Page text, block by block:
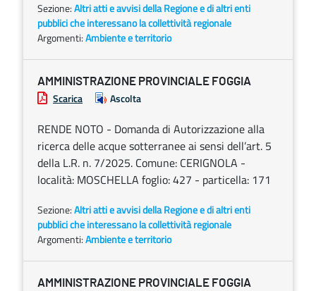
Sezione:Altri atti e avvisi della Regione e di altri enti
pubblici che interessano la collettività regionale
Argomenti:Ambiente e territorio
AMMINISTRAZIONE PROVINCIALE FOGGIA
Scarica Ascolta
RENDE NOTO - Domanda di Autorizzazione alla
ricerca delle acque sotterranee ai sensi dell’art. 5
della L.R. n. 7/2025. Comune: CERIGNOLA -
località: MOSCHELLA foglio: 427 - particella: 171
Sezione:Altri atti e avvisi della Regione e di altri enti
pubblici che interessano la collettività regionale
Argomenti:Ambiente e territorio
AMMINISTRAZIONE PROVINCIALE FOGGIA